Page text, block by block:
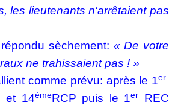
les lieutenants n'arrêtaient pas
répondu sèchement: « De votre
ne trahissaient pas ! »
comme prévu: après le 1er
et 14èmeRCP puis le 1er
REC